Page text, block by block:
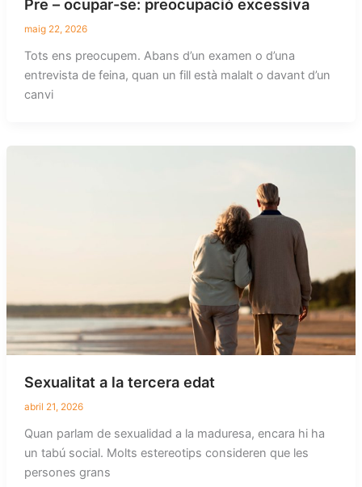
Pre – ocupar-se: preocupació excessiva
maig 22, 2026
Tots ens preocupem. Abans d’un examen o d’una
entrevista de feina, quan un fill està malalt o davant d’un
canvi
Sexualitat a la tercera edat
abril 21, 2026
Quan parlam de sexualidad a la maduresa, encara hi ha
un tabú social. Molts estereotips consideren que les
persones grans